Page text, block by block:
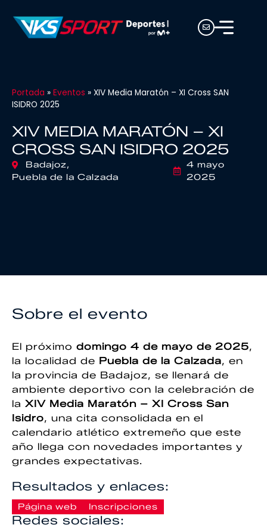
Portada » Eventos » XIV Media Maratón – XI Cross SAN
ISIDRO 2025
XIV MEDIA MARATÓN – XI
CROSS SAN ISIDRO 2025
Badajoz,
Puebla de la Calzada
4 mayo
2025
Sobre el evento
El próximo domingo 4 de mayo de 2025,
la localidad de Puebla de la Calzada, en
la provincia de Badajoz, se llenará de
ambiente deportivo con la celebración de
la XIV Media Maratón – XI Cross San
Isidro, una cita consolidada en el
calendario atlético extremeño que este
año llega con novedades importantes y
grandes expectativas.
Resultados y enlaces:
Página web Inscripciones
Redes sociales: